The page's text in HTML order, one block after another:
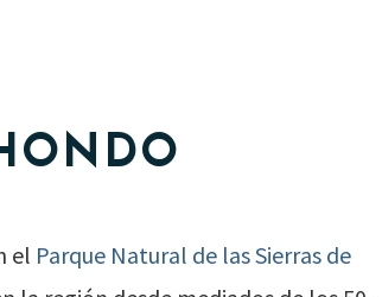
el Parque Natural de las Sierras de